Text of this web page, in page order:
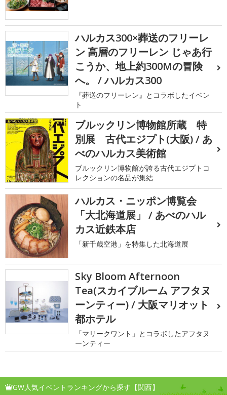
ハルカス300×葬送のフリーレ
ン 高層のフリーレン じゃあ行
こうか、地上約300Mの冒険
へ。 / ハルカス300
『葬送のフリーレン』とコラボしたイベン
ト
ブルックリン博物館所蔵 特
別展 古代エジプト(大阪) / あ
べのハルカス美術館
ブルックリン博物館が誇る古代エジプトコ
レクションの名品が集結
ハルカス・ニッポン博覧会
「大北海道展」 / あべのハル
カス近鉄本店
「新千歳空港」を特集した北海道展
Sky Bloom Afternoon
Tea(スカイブルーム アフタヌ
ーンティー) / 大阪マリオット
都ホテル
「マリークワント」とコラボしたアフタヌ
ーンティー
GW人気イベントランキングから探す【関西】